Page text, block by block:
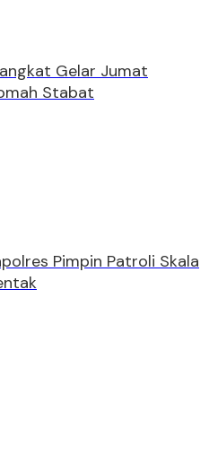
Gelar Jumat
Stabat
Pimpin Patroli Skala